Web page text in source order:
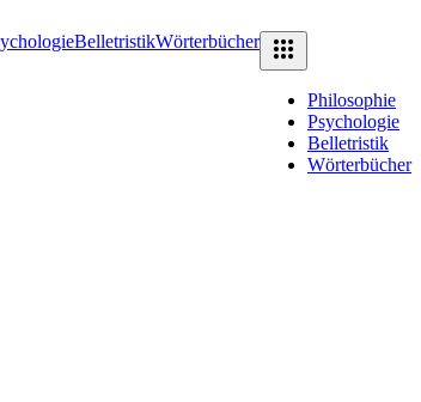
BelletristikWörterbücher
Philosophie
Psychologie
Belletristik
Wörterbücher